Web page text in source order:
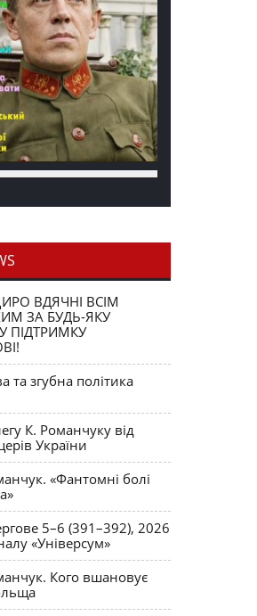
ВДЯЧНІ ВСІМ
ЗА БУДЬ-ЯКУ
ПІДТРИМКУ
та згубна політика
К. Романчуку від
України
«Фантомні болі
5–6 (391–392), 2026
«Універсум»
Кого вшановує